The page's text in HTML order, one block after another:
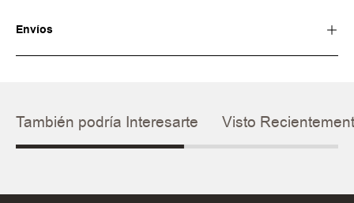
Envíos
También podría Interesarte Visto